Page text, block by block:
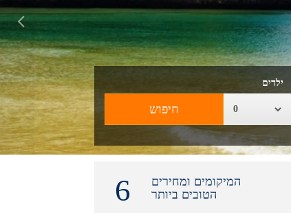
ילדים
חיפוש
המיקומים ומחירים
הטובים ביותר